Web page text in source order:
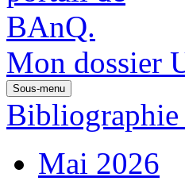
Mon dossier
Sous-menu
Bibliographie
Mai 2026